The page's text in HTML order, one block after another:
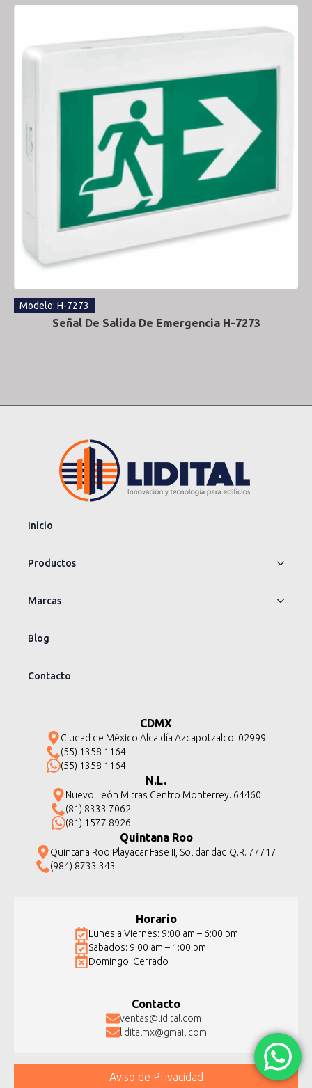
Modelo: H-7273
Señal De Salida De Emergencia H-7273
Inicio
Productos
Marcas
Blog
Contacto
CDMX
Ciudad de México Alcaldía Azcapotzalco. 02999
(55) 1358 1164
(55) 1358 1164
N.L.
Nuevo León Mitras Centro Monterrey. 64460
(81) 8333 7062
(81) 1577 8926
Quintana Roo
Quintana Roo Playacar Fase II, Solidaridad Q.R. 77717
(984) 8733 343
Horario
Lunes a Viernes: 9:00 am – 6:00 pm
Sabados: 9:00 am – 1:00 pm
Domingo: Cerrado
Contacto
ventas@lidital.com
liditalmx@gmail.com
Aviso de Privacidad